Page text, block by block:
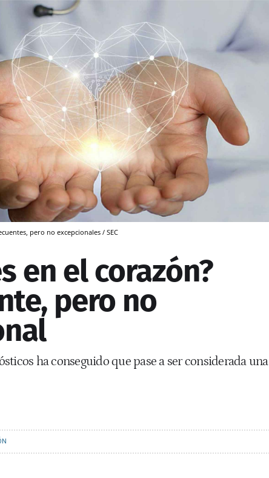
pero no excepcionales / SEC
en el corazón?
pero no
ha conseguido que pase a ser considerada una